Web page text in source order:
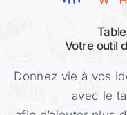
Votre outil
Donnez vie à vos
avec le